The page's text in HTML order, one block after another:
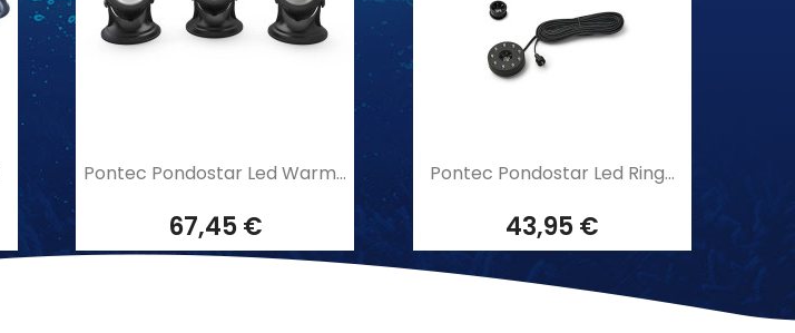
Aperçu rapide
Pontec Pondostar Led Warm...
67,45 €
Aperçu rapide
Pontec Pondostar Led Ring...
43,95 €